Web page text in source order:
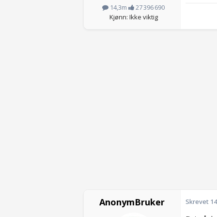
14,3m
27 396 690
Kjønn: Ikke viktig
AnonymBruker Skrevet